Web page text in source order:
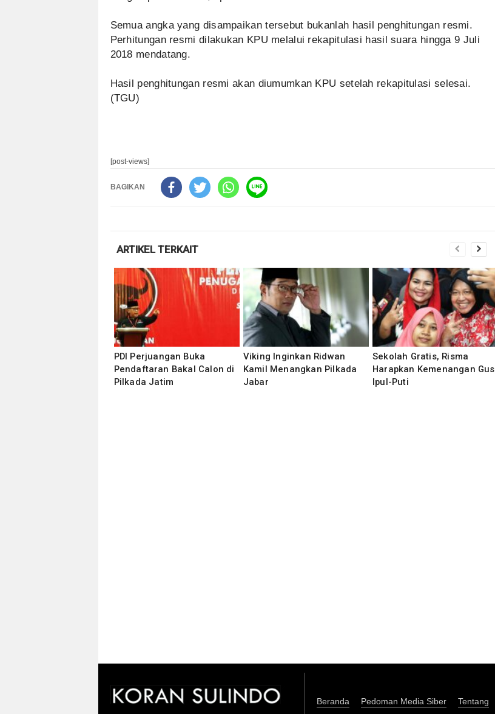
Semua angka yang disampaikan tersebut bukanlah hasil penghitungan resmi.
Perhitungan resmi dilakukan KPU melalui rekapitulasi hasil suara hingga 9 Juli
2018 mendatang.
Hasil penghitungan resmi akan diumumkan KPU setelah rekapitulasi selesai.
(TGU)
[post-views]
BAGIKAN
ARTIKEL TERKAIT
PDI Perjuangan Buka
Pendaftaran Bakal Calon di
Pilkada Jatim
Viking Inginkan Ridwan
Kamil Menangkan Pilkada
Jabar
Sekolah Gratis, Risma
Harapkan Kemenangan Gus
Ipul-Puti
Beranda Pedoman Media Siber Tentang